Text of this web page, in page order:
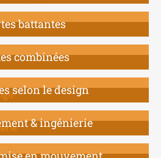
battantes
combinées
selon le design
& ingénierie